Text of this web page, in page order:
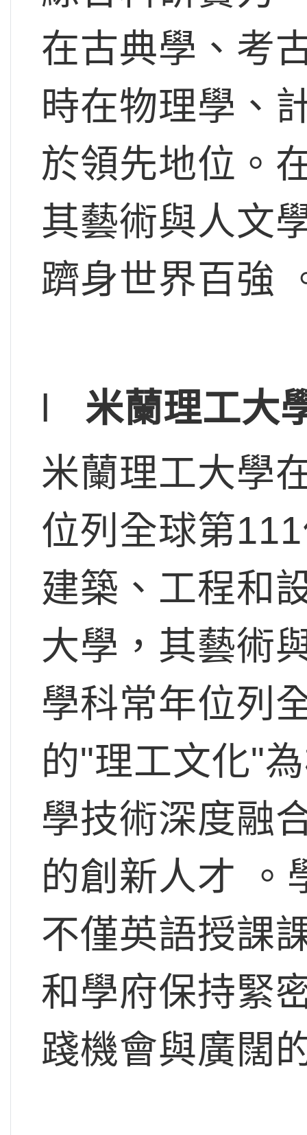
在古典學、考
時在物理學、
於領先地位。
其藝術與人文
躋身世界百強
l 米蘭理工大
米蘭理工大學
位列全球第
建築、工程和
大學，其藝術
學科常年位列
的"理工文化"
學技術深度融
的創新人才 。
不僅英語授課
和學府保持緊
踐機會與廣闊